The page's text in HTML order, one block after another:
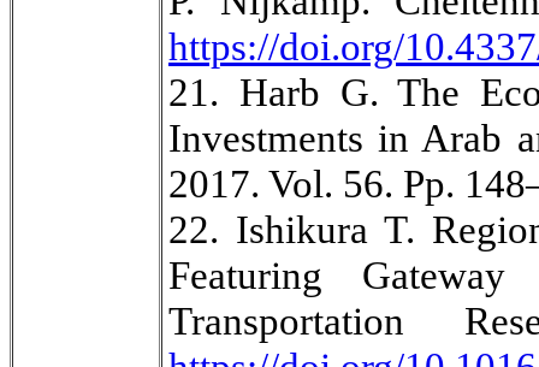
https://doi.org/
21. Harb G. The
Investments in Arab
2017. Vol. 56. Pp.
22. Ishikura T.
Featuring
Transportation